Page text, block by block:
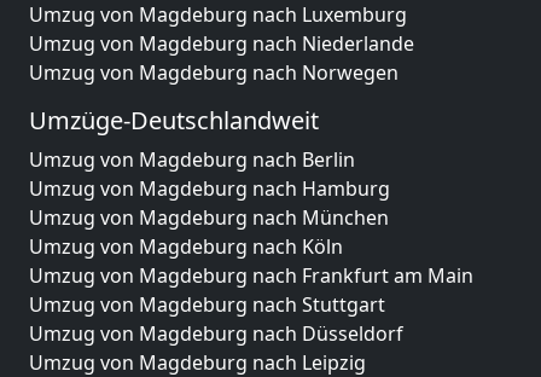
Umzug von Magdeburg nach Luxemburg
Umzug von Magdeburg nach Niederlande
Umzug von Magdeburg nach Norwegen
Umzüge-Deutschlandweit
Umzug von Magdeburg nach Berlin
Umzug von Magdeburg nach Hamburg
Umzug von Magdeburg nach München
Umzug von Magdeburg nach Köln
Umzug von Magdeburg nach Frankfurt am Main
Umzug von Magdeburg nach Stuttgart
Umzug von Magdeburg nach Düsseldorf
Umzug von Magdeburg nach Leipzig